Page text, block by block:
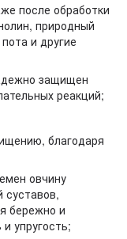
после обработки
природный
и другие
защищен
реакций;
благодаря
овчину
суставов,
бережно и
упругость;